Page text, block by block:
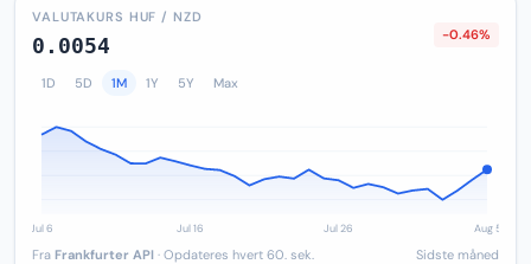
VALUTAKURS HUF / NZD
0.0054 -0.46%
1D 5D 1M 1Y 5Y Max
Fra Frankfurter API · Opdateres hvert 60. sek. Sidste måned